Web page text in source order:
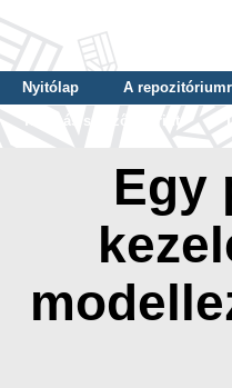
Nyitólap A
Tallózás szerző szerint
Egy